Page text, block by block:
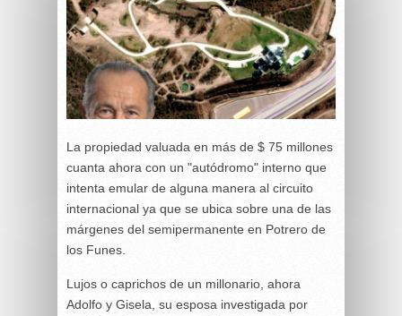
La propiedad valuada en más de $ 75 millones
cuanta ahora con un "autódromo" interno que
intenta emular de alguna manera al circuito
internacional ya que se ubica sobre una de las
márgenes del semipermanente en Potrero de
los Funes.
Lujos o caprichos de un millonario, ahora
Adolfo y Gisela, su esposa investigada por